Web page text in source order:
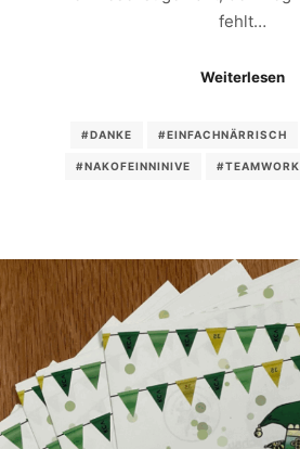
fehlt…
Weiterlesen
#DANKE #EINFACHNÄRRISCH
#NAKOFEINNINIVE #TEAMWORK